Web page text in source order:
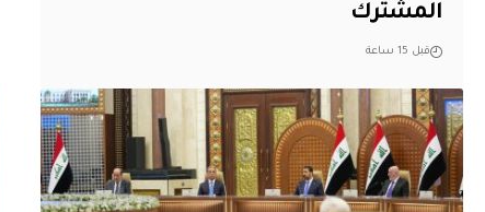
المشترك
قبل 15 ساعة